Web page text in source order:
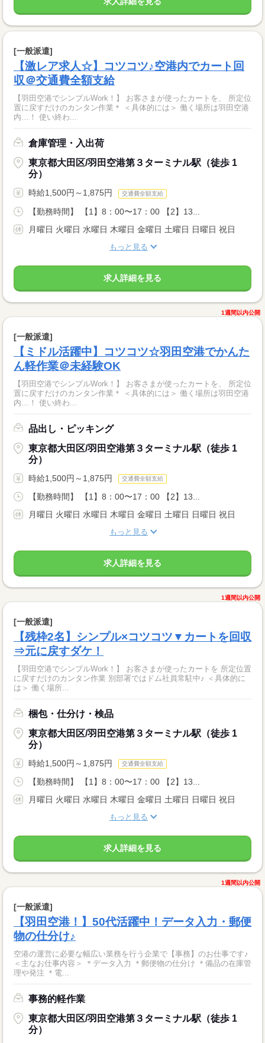
[一般派遣]
【激レア求人☆】コツコツ♪空港内でカート回
収＠交通費全額支給
【羽田空港でシンプルWork！】 お客さまが使ったカートを、 所定位
置に戻すだけのカンタン作業＊ ＜具体的には＞ 働く場所は羽田空港
内…！ 使い終わ...
倉庫管理・入出荷
東京都大田区/羽田空港第３ターミナル駅（徒歩 1
分）
時給1,500円～1,875円 交通費全額支給
【勤務時間】 【1】8：00〜17：00 【2】13...
月曜日 火曜日 水曜日 木曜日 金曜日 土曜日 日曜日 祝日
もっと見る
求人詳細を見る
1週間以内公開
[一般派遣]
【ミドル活躍中】コツコツ☆羽田空港でかんた
ん軽作業＠未経験OK
【羽田空港でシンプルWork！】 お客さまが使ったカートを、 所定位
置に戻すだけのカンタン作業＊ ＜具体的には＞ 働く場所は羽田空港
内…！ 使い終わ...
品出し・ピッキング
東京都大田区/羽田空港第３ターミナル駅（徒歩 1
分）
時給1,500円～1,875円 交通費全額支給
【勤務時間】 【1】8：00〜17：00 【2】13...
月曜日 火曜日 水曜日 木曜日 金曜日 土曜日 日曜日 祝日
もっと見る
求人詳細を見る
1週間以内公開
[一般派遣]
【残枠2名】シンプル×コツコツ▼カートを回収
⇒元に戻すダケ！
【羽田空港でシンプルWork！】 お客さまが使ったカートを 所定位置
に戻すだけのカンタン作業 別部署ではドム社員常駐中♪ ＜具体的に
は＞ 働く場所...
梱包・仕分け・検品
東京都大田区/羽田空港第３ターミナル駅（徒歩 1
分）
時給1,500円～1,875円 交通費全額支給
【勤務時間】 【1】8：00〜17：00 【2】13...
月曜日 火曜日 水曜日 木曜日 金曜日 土曜日 日曜日 祝日
もっと見る
求人詳細を見る
1週間以内公開
[一般派遣]
【羽田空港！】50代活躍中！データ入力・郵便
物の仕分け♪
空港の運営に必要な幅広い業務を行う企業で【事務】のお仕事です♪
＜主なお仕事内容＞ ＊データ入力 ＊郵便物の仕分け ＊備品の在庫管
理や発注 ＊電...
事務的軽作業
東京都大田区/羽田空港第３ターミナル駅（徒歩 1
分）